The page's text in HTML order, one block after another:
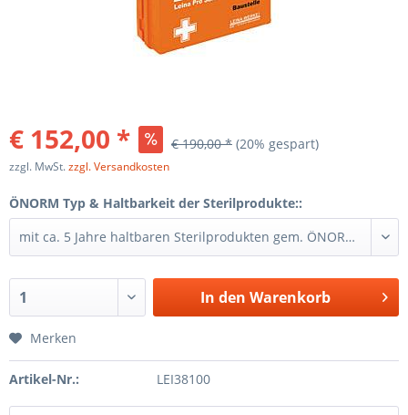
€ 152,00 * € 190,00 * (20% gespart)
zzgl. MwSt.zzgl. Versandkosten
ÖNORM Typ & Haltbarkeit der Sterilprodukte::
In den Warenkorb
Merken
Artikel-Nr.: LEI38100